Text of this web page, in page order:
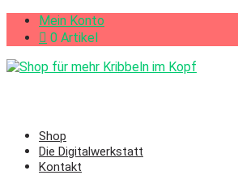
Mein Konto
0 Artikel
Shop
Die Digitalwerkstatt
Kontakt